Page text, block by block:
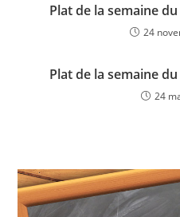
Plat de la semaine
24
Plat de la semaine
24